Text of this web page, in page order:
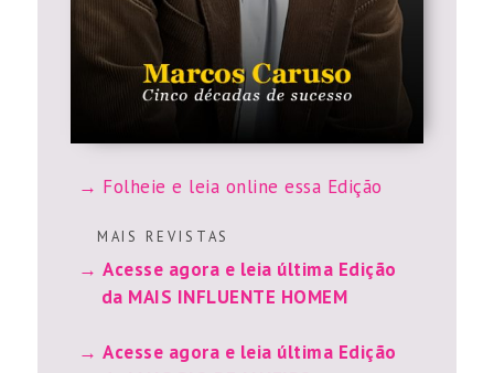
Folheie e leia online essa Edição
M A I S R E V I S T A S
Acesse agora e leia última Edição
da MAIS INFLUENTE HOMEM
Acesse agora e leia última Edição